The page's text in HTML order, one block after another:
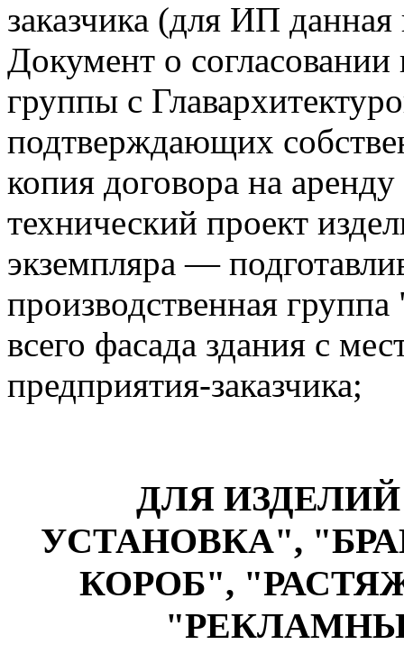
заказчика (для ИП
Документ о
группы с
подтверждающих
копия договора на
технический проект
экземпляра —
производственная
всего фасада здания с
предприятия-заказчика;
ДЛЯ
УСТАНОВКА",
КОРОБ",